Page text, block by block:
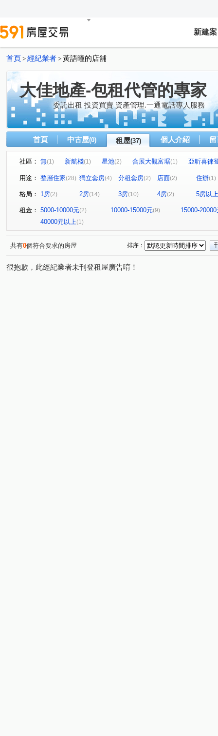
新建案
首頁 > 經紀業者 > 黃語曈的店舖
大佳地產-包租代管的專家
委託出租 投資買賣 資產管理.一通電話專人服務
首頁 中古屋(0) 租屋(37) 個人介紹
社區： 無(1) 新航棧(1) 星池(2) 合展大觀富琚(1)
亞昕喜徠
無 (1) 音悅琉璃 (1) 和境寓見 (2) 三本四季 大來賞
桃園第一廣場二期商業大樓
(1) 竹城富士(1) 達曜輕鬆GO
雙享樓(1) 昭揚君喆 佳展好市佳(1) 傳佳謙里(1)
興業馬可波羅(1)
六合一街(1) 高鐵北路一段(1) 自立一街(1) 仁德街(1)
中正三街(1) 青溪一路(1) 美和路(1)
青
中山東路(1) 中正路(1) 楊湖路四段(1) 中正一路(1)
民光東路(1) 中興街(1) 中埔二街
用途： 整層住家(28) 獨立套房(4) 分租套房(2) 店面(2) 住辦(1)
格局： 1房(2) 2房(14) 3房(10) 4房(2) 5房以上
租金： 5000-10000元(2) 10000-15000元(9)
15000-20000
40000元以上(1)
共有0個符合要求的房屋 排序：
很抱歉，此經紀業者未刊登租屋廣告唷！